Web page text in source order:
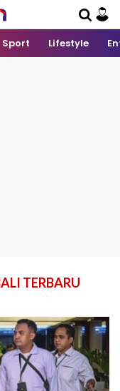
Sport Lifestyle
TERBARU